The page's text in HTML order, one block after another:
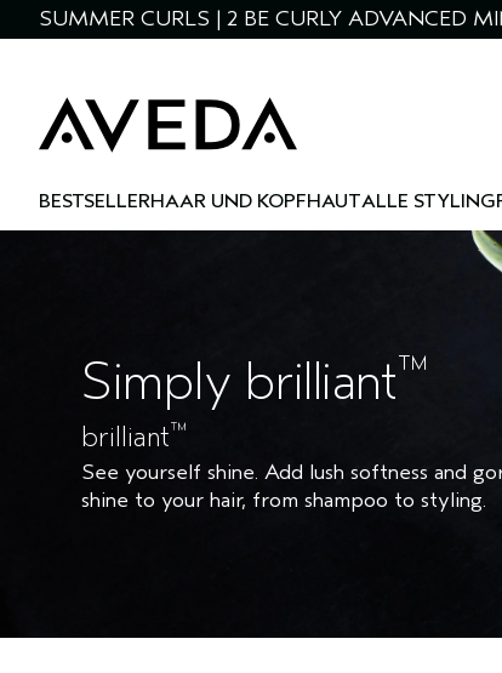
SUMMER CURLS | 2 BE CURLY ADVANCED
BESTSELLERHAAR UND KOPFHAUTALLE
Simply brilliant™
brilliant™
See yourself shine. Add lush softness and
shine to your hair, from shampoo to styling.